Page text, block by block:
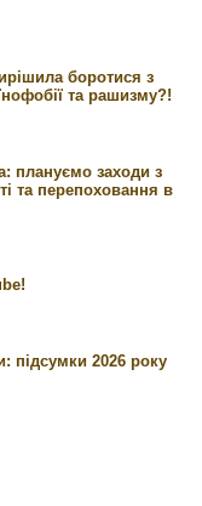
боротися з
та рашизму?!
плануємо заходи з
та перепоховання в
підсумки 2026 року